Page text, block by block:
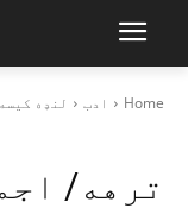
Home ادب لنډه کیسه
ترهه/